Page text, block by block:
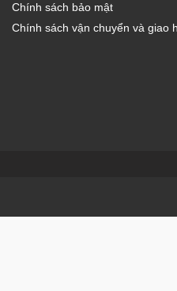
Chính sách bảo mật
Chính sách vận chuyển và giao